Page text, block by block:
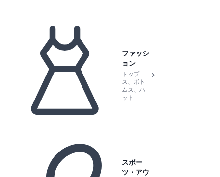
ファッシ
ョン
トップ
ス、ボト
ムス、ハ
ット
スポー
ツ・アウ